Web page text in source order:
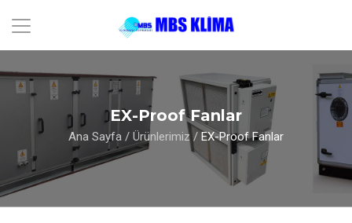
EX-Proof Fanlar
Ana Sayfa / Ürünlerimiz / EX-Proof Fanlar